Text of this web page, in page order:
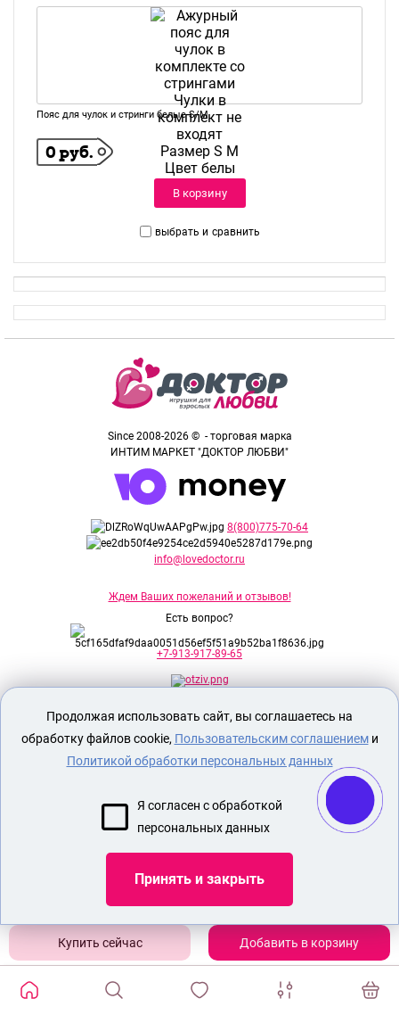
Добавить в корзину
Пояс для чулок и стринги белые S/M
0 руб.
В корзину
выбрать и сравнить
Since 2008-2026 © - торговая марка
ИНТИМ МАРКЕТ "ДОКТОР ЛЮБВИ"
8(800)775-70-64
info@lovedoctor.ru
Ждем Ваших пожеланий и отзывов!
Есть вопрос?
+7-913-917-89-65
Секс шоп Доктор Любви предназначен
исключительно для лиц старше 18 лет!
Вся продукция имеет знак EAC
ЭРОТИЧЕСКОЕ БЕЛЬЕ
Показать еще
Продолжая использовать сайт, вы соглашаетесь на
обработку файлов cookie, Пользовательским соглашениеми
Политикой обработки персональных данных
Я согласен с обработкой
персональных данных
Принять и закрыть